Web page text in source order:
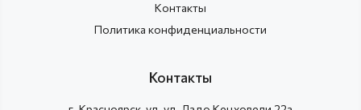
Контакты
Политика конфиденциальности
Контакты